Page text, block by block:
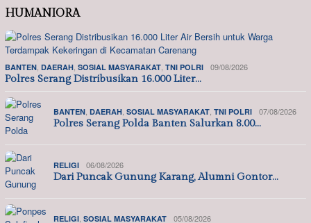
HUMANIORA
BANTEN DAERAH SOSIAL MASYARAKAT TNI POLRI 09/08/2026
Polres Serang Distribusikan 16.000 Liter…
BANTEN DAERAH SOSIAL MASYARAKAT TNI POLRI 07/08/2026
Polres Serang Polda Banten Salurkan 8.00…
RELIGI 06/08/2026
Dari Puncak Gunung Karang, Alumni Gontor…
RELIGI SOSIAL MASYARAKAT 05/08/2026